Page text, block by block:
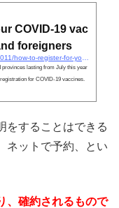
COVID-19 vac
foreigners
provinces lasting from July this year
for COVID-19 vaccines.
をすることはできる
ネットで予約、とい
、確約されるもので